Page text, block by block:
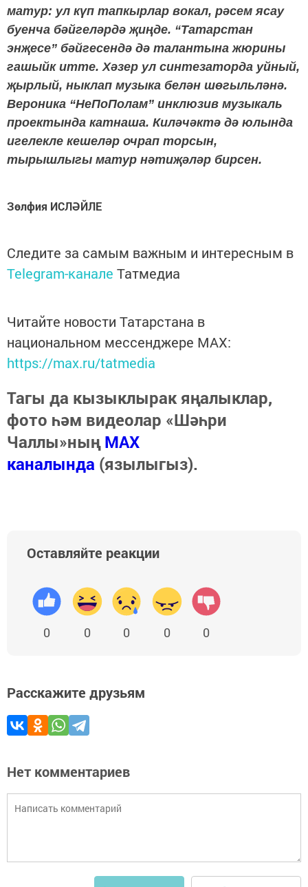
матур: ул күп тапкырлар вокал, рәсем ясау
буенча бәйгеләрдә җиңде. “Татарстан
энҗесе” бәйгесендә дә талантына жюрины
гашыйк итте. Хәзер ул синтезаторда уйный,
җырлый, ныклап музыка белән шөгыльләнә.
Вероника “НеПоПолам” инклюзив музыкаль
проектында катнаша. Киләчәктә дә юлында
игелекле кешеләр очрап торсын,
тырышлыгы матур нәтиҗәләр бирсен.
Зөлфия ИСЛӘЙЛЕ
Следите за самым важным и интересным в
Telegram-канале Татмедиа
Читайте новости Татарстана в
национальном мессенджере MАХ:
https://max.ru/tatmedia
Тагы да кызыклырак яңалыклар,
фото һәм видеолар «Шәһри
Чаллы»ныңMAX
каналында (язылыгыз).
Оставляйте реакции
0 0 0 0 0
Расскажите друзьям
Нет комментариев